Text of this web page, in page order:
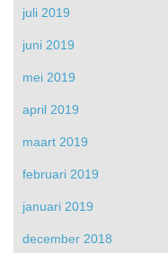
juli 2019
juni 2019
mei 2019
april 2019
maart 2019
februari 2019
januari 2019
december 2018